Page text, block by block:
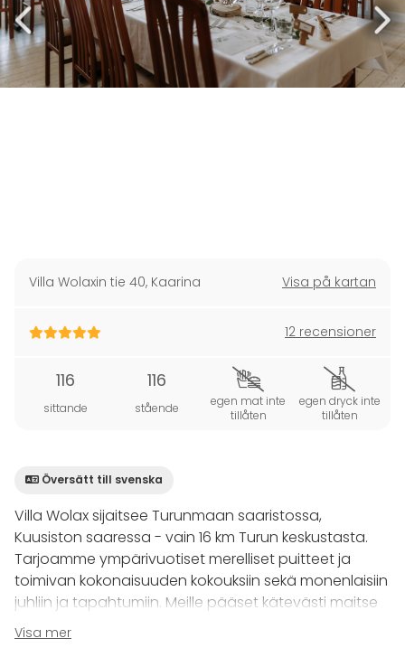
Villa Wolaxin tie 40, Kaarina Visa på kartan
12 recensioner
116
sittande
116
stående
egen mat inte
tillåten
egen dryck inte
tillåten
Översätt till svenska
Villa Wolax sijaitsee Turunmaan saaristossa,
Kuusiston saaressa - vain 16 km Turun keskustasta.
Tarjoamme ympärivuotiset merelliset puitteet ja
toimivan kokonaisuuden kokouksiin sekä monenlaisiin
juhliin ja tapahtumiin. Meille pääset kätevästi maitse
tai meritse kauniista saaristosta nauttien. Villa Wolax
on ainutlaatuinen ja monipuolinen kohde, ja ehkä
Visa mer